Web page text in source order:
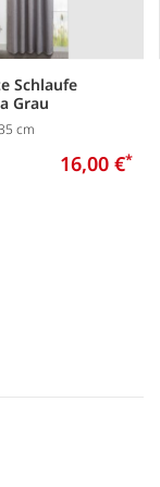
Schlaufe
Grau
cm
16,00 €*